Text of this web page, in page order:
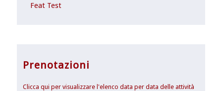
Feat Test
Prenotazioni
Clicca qui per visualizzare l'elenco data per data delle attività